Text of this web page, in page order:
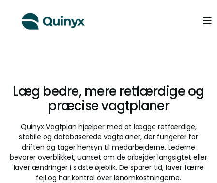
Læg bedre, mere retfærdige og
præcise vagtplaner
Quinyx Vagtplan hjælper med at lægge retfærdige,
stabile og databaserede vagtplaner, der fungerer for
driften og tager hensyn til medarbejderne. Lederne
bevarer overblikket, uanset om de arbejder langsigtet eller
laver ændringer i sidste øjeblik. De sparer tid, laver færre
fejl og har kontrol over lønomkostningerne.